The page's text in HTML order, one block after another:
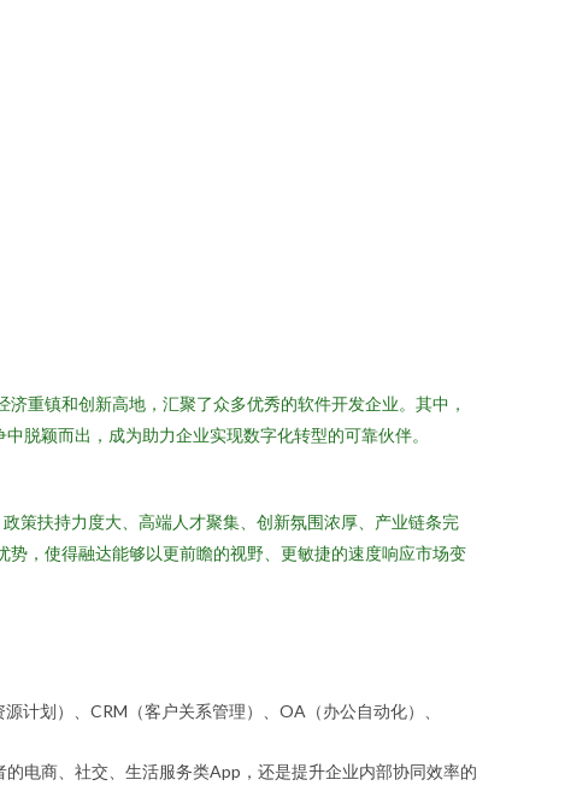
重镇和创新高地，汇聚了众多优秀的软件开发企业。其中，
脱颖而出，成为助力企业实现数字化转型的可靠伙伴。
策扶持力度大、高端人才聚集、创新氛围浓厚、产业链条完
，使得融达能够以更前瞻的视野、更敏捷的速度响应市场变
计划）、CRM（客户关系管理）、OA（办公自动化）、
电商、社交、生活服务类App，还是提升企业内部协同效率的